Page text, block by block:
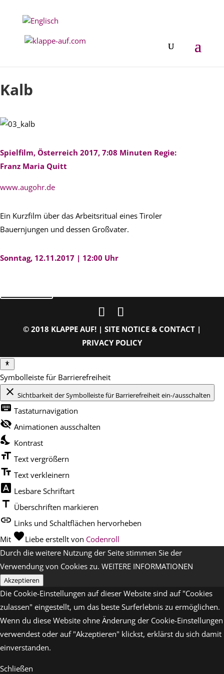
Kalb
Spielfilm, Österreich 2017, 7:08 Minuten Regie:
Franz Maria Quitt
www.augohr.de
Ein Kurzfilm über das Arbeitsritual eines Tiroler
Bauernjungen und dessen Großvater.
Sonntag, 12.11.2017 | 12:00 Uhr
© 2018 KLAPPE AUF! | SITE NOTICE & CONTACT|
PRIVACY POLICY
Symbolleiste für Barrierefreiheit
close Sichtbarkeit der Symbolleiste für Barrierefreiheit ein-/ausschalten
keyboard Tastaturnavigation
visibility_off Animationen ausschalten
nights_stay Kontrast
format_size Text vergrößern
text_fields Text verkleinern
font_download Lesbare Schriftart
title Überschriften markieren
link Links und Schaltflächen hervorheben
Mit favoriteLiebe erstellt von Codenroll
Durch die weitere Nutzung der Seite stimmen Sie der
Verwendung von Cookies zu. WEITERE INFORMATIONEN
Akzeptieren
Die Cookie-Einstellungen auf dieser Website sind auf "Cookies
zulassen" eingestellt, um das beste Surferlebnis zu ermöglichen.
Wenn du diese Website ohne Änderung der Cookie-Einstellungen
verwendest oder auf "Akzeptieren" klickst, erklärst du sich damit
einverstanden.
Schließen